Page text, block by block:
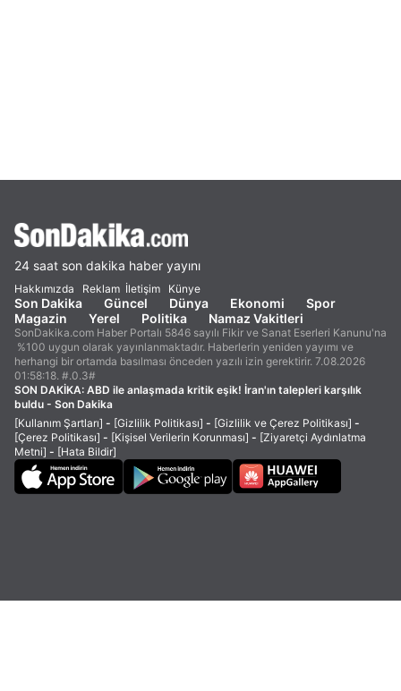
24 saat son dakika haber yayını
Hakkımızda Reklam İletişim Künye
Son Dakika Güncel Dünya Ekonomi
Spor
Magazin
Yerel Politika Namaz Vakitleri
SonDakika.com Haber Portalı 5846 sayılı Fikir ve Sanat Eserleri Kanunu'na
%100 uygun olarak yayınlanmaktadır. Haberlerin yeniden yayımı ve
herhangi bir ortamda basılması önceden yazılı izin gerektirir. 7.08.2026
01:58:18. #.0.3#
SON DAKİKA: ABD ile anlaşmada kritik eşik! İran'ın talepleri karşılık
buldu - Son Dakika
[Kullanım Şartları] - [Gizlilik Politikası] - [Gizlilik ve Çerez Politikası] -
[Çerez Politikası] - [Kişisel Verilerin Korunması] - [Ziyaretçi Aydınlatma
Metni] - [Hata Bildir]